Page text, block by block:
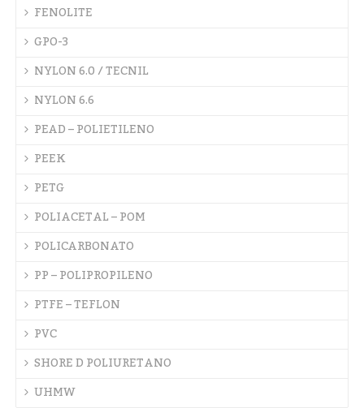
FENOLITE
GPO-3
NYLON 6.0 / TECNIL
NYLON 6.6
PEAD – POLIETILENO
PEEK
PETG
POLIACETAL – POM
POLICARBONATO
PP – POLIPROPILENO
PTFE – TEFLON
PVC
SHORE D POLIURETANO
UHMW